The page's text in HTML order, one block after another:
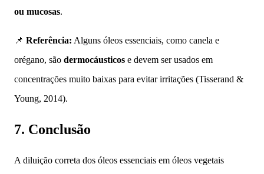
ou mucosas.
📌 Referência: Alguns óleos essenciais, como canela e
orégano, são dermocáusticos e devem ser usados em
concentrações muito baixas para evitar irritações (Tisserand &
Young, 2014).
7. Conclusão
A diluição correta dos óleos essenciais em óleos vegetais